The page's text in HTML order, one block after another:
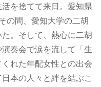
を捨てて来日。愛知県
の間、愛知大学の二胡
。そして、熱心に二胡
奏会で涙を流して「生
れた年配女性との出会
本の人々と絆を結ぶこ